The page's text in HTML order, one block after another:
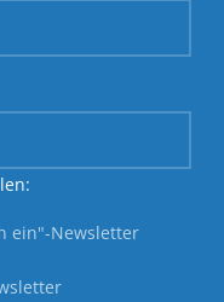
ein"-Newsletter